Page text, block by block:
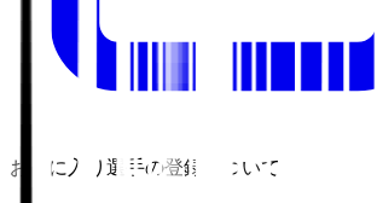
お気に入り選手の登録について